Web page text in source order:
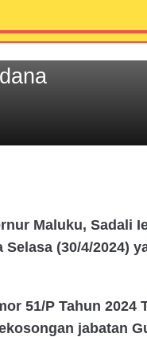
Maluku, Sadali
(30/4/2024)
51/P Tahun 2024
jabatan